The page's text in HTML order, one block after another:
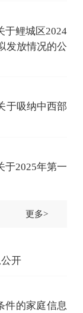
于鲤城区2024
发放情况的公
于吸纳中西部
于2025年第一
更多>
开
件的家庭信息